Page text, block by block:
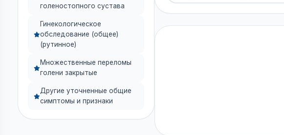
голеностопного сустава
Гинекологическое
обследование (общее)
(рутинное)
Множественные переломы
голени закрытые
Другие уточненные общие
симптомы и признаки